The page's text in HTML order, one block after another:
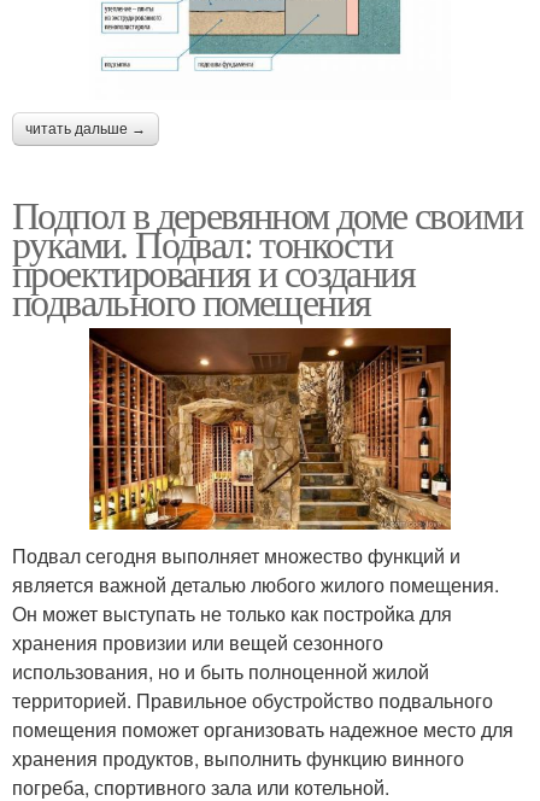
читать дальше →
Подпол в деревянном доме своими
руками. Подвал: тонкости
проектирования и создания
подвального помещения
Подвал сегодня выполняет множество функций и
является важной деталью любого жилого помещения.
Он может выступать не только как постройка для
хранения провизии или вещей сезонного
использования, но и быть полноценной жилой
территорией. Правильное обустройство подвального
помещения поможет организовать надежное место для
хранения продуктов, выполнить функцию винного
погреба, спортивного зала или котельной.